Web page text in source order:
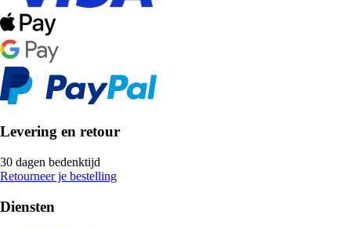
Levering en retour
30 dagen bedenktijd
Retourneer je bestelling
Diensten